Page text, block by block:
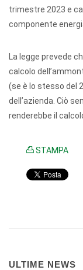
trimestre 2023 e
componente
La legge prevede
calcolo
(se è lo stesso del
dell’azienda. Ciò
renderebbe il
STAMPA
ULTIME NEWS